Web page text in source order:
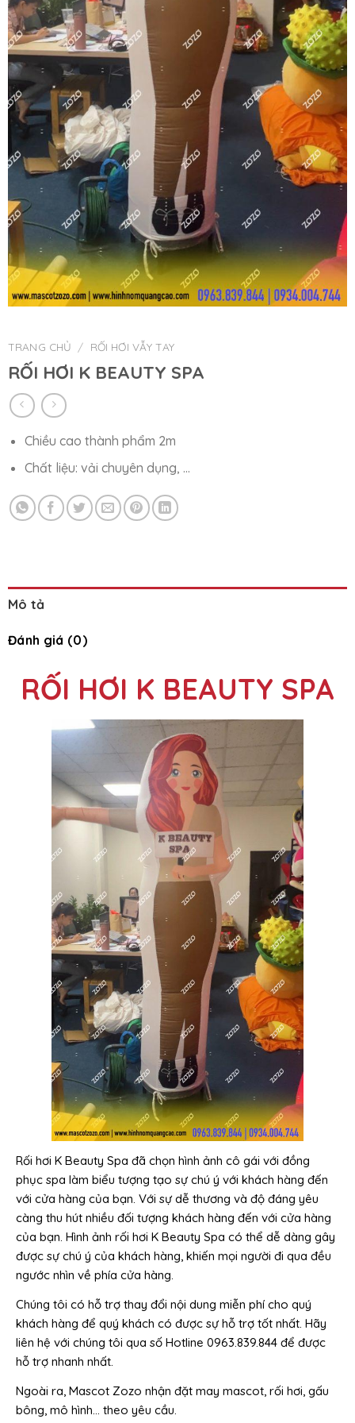
TRANG CHỦ / RỐI HƠI VẪY TAY
RỐI HƠI K BEAUTY SPA
Chiều cao thành phẩm 2m
Chất liệu: vải chuyên dụng, …
Mô tả
Đánh giá (0)
RỐI HƠI K BEAUTY SPA
Rối hơi K Beauty Spa đã chọn hình ảnh cô gái với đồng
phục spa làm biểu tượng tạo sự chú ý với khách hàng đến
với cửa hàng của bạn. Với sự dễ thương và độ đáng yêu
càng thu hút nhiều đối tượng khách hàng đến với cửa hàng
của bạn. Hình ảnh rối hơi K Beauty Spa có thể dễ dàng gây
được sự chú ý của khách hàng, khiến mọi người đi qua đều
ngước nhìn về phía cửa hàng.
Chúng tôi có hỗ trợ thay đổi nội dung miễn phí cho quý
khách hàng để quý khách có được sự hỗ trợ tốt nhất. Hãy
liên hệ với chúng tôi qua số Hotline 0963.839.844 để được
hỗ trợ nhanh nhất.
Ngoài ra, Mascot Zozo nhận đặt may mascot, rối hơi, gấu
bông, mô hình… theo yêu cầu.